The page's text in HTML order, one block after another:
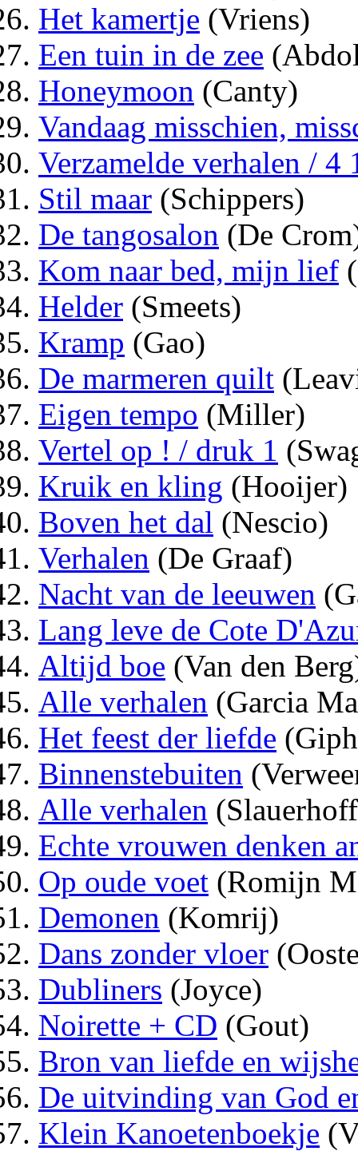
Het kamertje (Vriens)
Een tuin in de zee
Honeymoon (Canty)
Vandaag misschien,
Verzamelde verhalen / 4
Stil maar (Schippers)
De tangosalon (De
Kom naar bed, mijn lief
Helder (Smeets)
Kramp (Gao)
De marmeren quilt
Eigen tempo (Miller)
Vertel op ! / druk 1
Kruik en kling (Hooijer)
Boven het dal (Nescio)
Verhalen (De Graaf)
Nacht van de leeuwen
Lang leve de Cote
Altijd boe (Van den
Alle verhalen (Garcia
Het feest der liefde
Binnenstebuiten
Alle verhalen
Echte vrouwen denken
Op oude voet (Romijn
Demonen (Komrij)
Dans zonder vloer
Dubliners (Joyce)
Noirette + CD (Gout)
Bron van liefde en
De uitvinding van God
Klein Kanoetenboekje